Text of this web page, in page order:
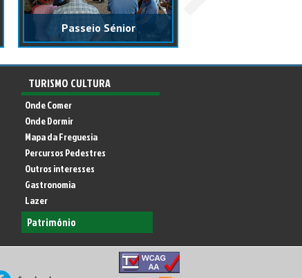
Passeio Sénior
TURISMO CULTURA
Onde Comer
Onde Dormir
Mapa da Freguesia
Percursos Pedestres
Outros interesses
Gastronomia
Lazer
Zonas de Interesse Turistico
Património